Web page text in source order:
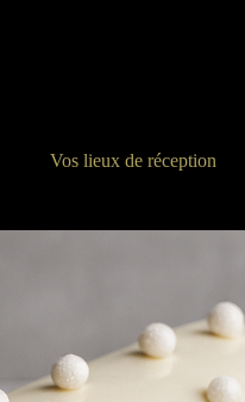
Vos lieux de réception